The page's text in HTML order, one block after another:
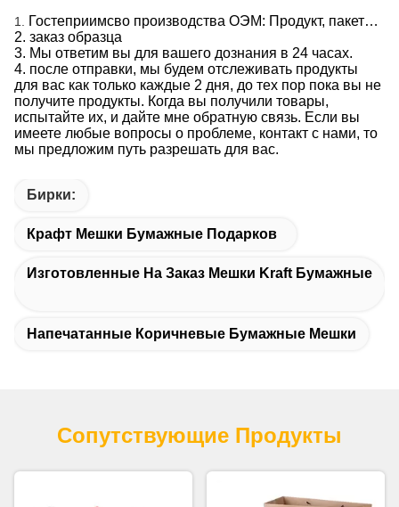
1.
Гостеприимсво производства ОЭМ: Продукт, пакет…
2. заказ образца
3. Мы ответим вы для вашего дознания в 24 часах.
4. после отправки, мы будем отслеживать продукты
для вас как только каждые 2 дня, до тех пор пока вы не
получите продукты. Когда вы получили товары,
испытайте их, и дайте мне обратную связь. Если вы
имеете любые вопросы о проблеме, контакт с нами, то
мы предложим путь разрешать для вас.
Бирки:
Крафт Мешки Бумажные Подарков
Изготовленные На Заказ Мешки Kraft Бумажные
Напечатанные Коричневые Бумажные Мешки
Сопутствующие Продукты